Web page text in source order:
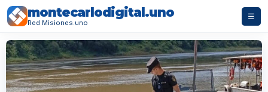
montecarlodigital.uno
Red Misiones.uno
☰